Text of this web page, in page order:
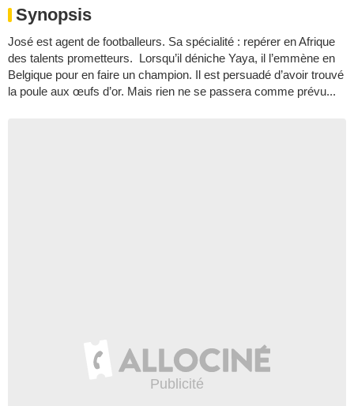
Synopsis
José est agent de footballeurs. Sa spécialité : repérer en Afrique
des talents prometteurs. Lorsqu’il déniche Yaya, il l’emmène en
Belgique pour en faire un champion. Il est persuadé d’avoir trouvé
la poule aux œufs d’or. Mais rien ne se passera comme prévu...